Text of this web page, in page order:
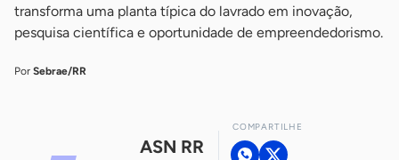
transforma uma planta típica do lavrado em inovação,
pesquisa científica e oportunidade de empreendedorismo.
Por Sebrae/RR
ASN RR
COMPARTILHE